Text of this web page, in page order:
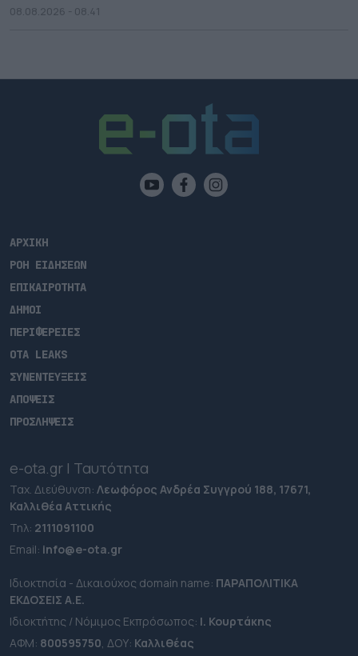
08.08.2026 - 08.41
ΑΡΧΙΚΗ
ΡΟΗ ΕΙΔΗΣΕΩΝ
ΕΠΙΚΑΙΡΟΤΗΤΑ
ΔΗΜΟΙ
ΠΕΡΙΦΕΡΕΙΕΣ
OTA LEAKS
ΣΥΝΕΝΤΕΥΞΕΙΣ
ΑΠΟΨΕΙΣ
ΠΡΟΣΛΗΨΕΙΣ
e-ota.gr | Ταυτότητα
Ταχ. Διεύθυνση: Λεωφόρος Ανδρέα Συγγρού 188, 17671,
Καλλιθέα Αττικής
Τηλ: 2111091100
Εmail: info@e-ota.gr
Ιδιοκτησία - Δικαιούχος domain name: ΠΑΡΑΠΟΛΙΤΙΚΑ
ΕΚΔΟΣΕΙΣ A.E.
Ιδιοκτήτης / Νόμιμος Εκπρόσωπος: Ι. Κουρτάκης
ΑΦΜ: 800595750, ΔΟΥ: Καλλιθέας